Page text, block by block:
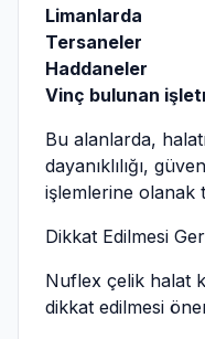
Limanlarda
Tersaneler
Haddaneler
Vinç bulunan
Bu alanlarda,
dayanıklılığı,
işlemlerine olanak
Dikkat Edilmesi
Nuflex çelik halat
dikkat edilmesi